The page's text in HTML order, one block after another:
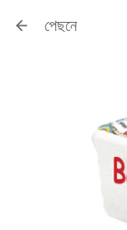
পেছনে